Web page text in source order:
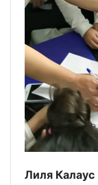
Лиля Калаус